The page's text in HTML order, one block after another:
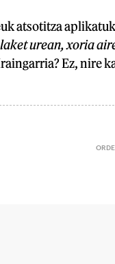
atsotitza
urean, xoria
Ez, nire